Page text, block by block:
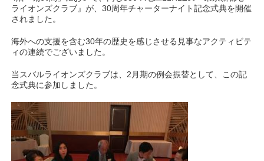
ライオンズクラブ』が、30周年チャーターナイト記念式典を開催
されました。
海外への支援を含む30年の歴史を感じさせる見事なアクティビテ
ィの連続でございました。
当スバルライオンズクラブは、2月期の例会振替として、この記
念式典に参加しました。